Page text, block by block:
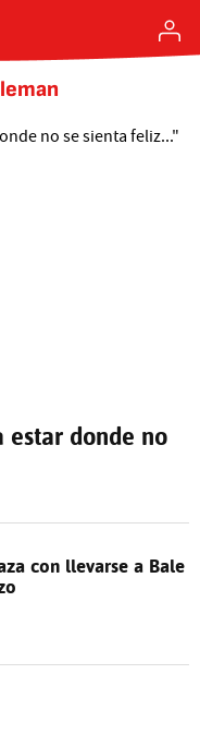
estar donde no
con llevarse a Bale